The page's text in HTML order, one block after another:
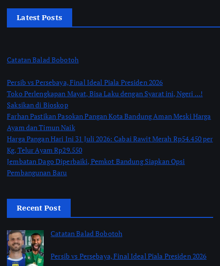
Latest Posts
Catatan Balad Bobotoh
Persib vs Persebaya, Final Ideal Piala Presiden 2026
Toko Perlengkapan Mayat, Bisa Laku dengan Syarat ini, Ngeri …!
Saksikan di Bioskop
Farhan Pastikan Pasokan Pangan Kota Bandung Aman Meski Harga
Ayam dan Timun Naik
Harga Pangan Hari Ini 31 Juli 2026: Cabai Rawit Merah Rp54.450 per
Kg, Telur Ayam Rp29.550
Jembatan Dago Diperbaiki, Pemkot Bandung Siapkan Opsi
Pembangunan Baru
Recent Post
Catatan Balad Bobotoh
Persib vs Persebaya, Final Ideal Piala Presiden 2026